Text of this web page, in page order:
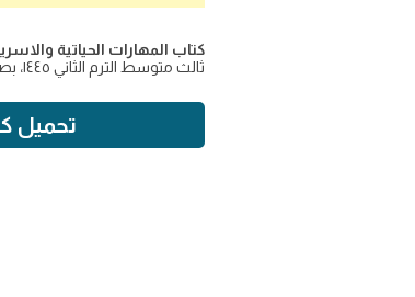
كتاب المهارات الحياتية والاسرية للصف الثالث
ثالث متوسط الترم الثاني ١٤٤٥، بصيغة pdf على موقع اجاباتكم ليساعدة الطلاب في الوصول إلى المعرفة بسهولة.
تحميل كتاب